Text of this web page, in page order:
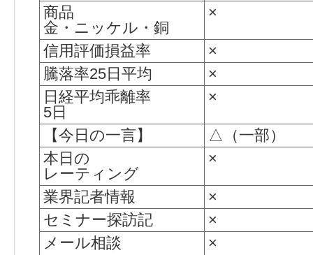
商品
金・ニッケル・銅
×
信用評価損益率
×
騰落率25日平均
×
日経平均乖離率
5日
×
【今日の一言】
△（一部）
本日の
レーティング
×
業界記者情報
×
セミナー探訪記
×
メール相談
×